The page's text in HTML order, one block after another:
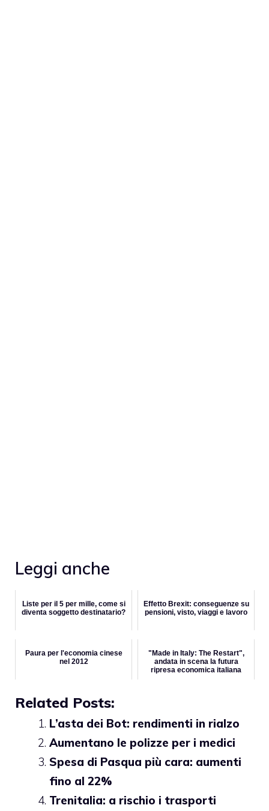
Leggi anche
Liste per il 5 per mille, come si
diventa soggetto destinatario?
Effetto Brexit: conseguenze su
pensioni, visto, viaggi e lavoro
Paura per l'economia cinese
nel 2012
"Made in Italy: The Restart",
andata in scena la futura
ripresa economica italiana
Related Posts:
L’asta dei Bot: rendimenti in rialzo
Aumentano le polizze per i medici
Spesa di Pasqua più cara: aumenti
fino al 22%
Trenitalia: a rischio i trasporti